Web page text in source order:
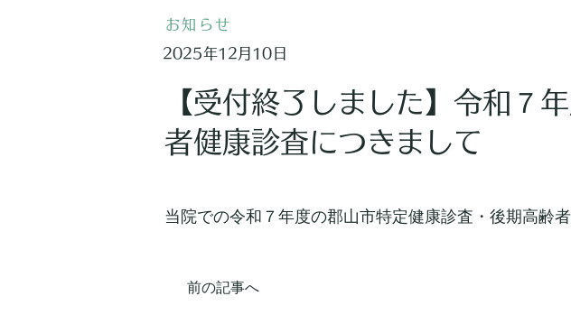
お知らせ
2025年12月10日
【受付終了しました】令和７
者健康診査につきまして
当院での令和７年度の郡山市特定健康診査・後期高齢
前の記事へ